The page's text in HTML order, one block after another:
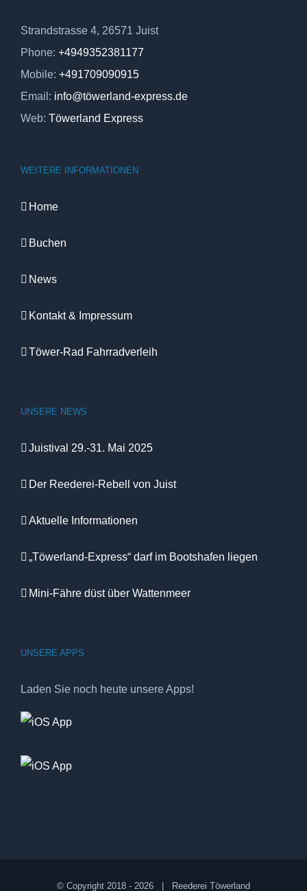
Strandstrasse 4, 26571 Juist
Phone: +4949352381177
Mobile: +491709090915
Email: info@töwerland-express.de
Web: Töwerland Express
WEITERE INFORMATIONEN
Home
Buchen
News
Kontakt & Impressum
Töwer-Rad Fahrradverleih
UNSERE NEWS
Juistival 29.-31. Mai 2025
Der Reederei-Rebell von Juist
Aktuelle Informationen
„Töwerland-Express“ darf im Bootshafen liegen
Mini-Fähre düst über Wattenmeer
UNSERE APPS
Laden Sie noch heute unsere Apps!
© Copyright 2018 - 2026 | Reederei Töwerland